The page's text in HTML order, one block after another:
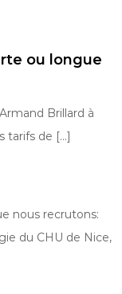
ou longue
Brillard à
tarifs de […]
nous recrutons:
du CHU de Nice,